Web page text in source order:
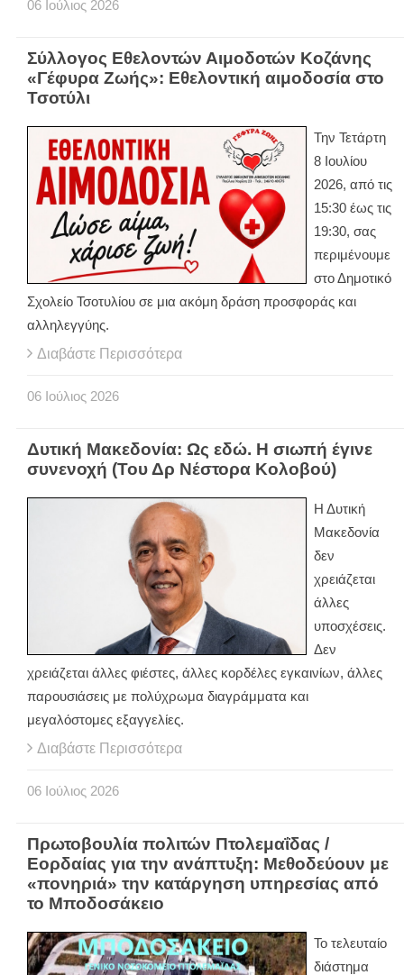
06 Ιούλιος 2026
Σύλλογος Εθελοντών Αιμοδοτών Κοζάνης
«Γέφυρα Ζωής»: Εθελοντική αιμοδοσία στο
Τσοτύλι
Την Τετάρτη
8 Ιουλίου
2026, από τις
15:30 έως τις
19:30, σας
περιμένουμε
στο Δημοτικό
Σχολείο Τσοτυλίου σε μια ακόμη δράση προσφοράς και
αλληλεγγύης.
Διαβάστε Περισσότερα
06 Ιούλιος 2026
Δυτική Μακεδονία: Ως εδώ. Η σιωπή έγινε
συνενοχή (Του Δρ Νέστορα Κολοβού)
Η Δυτική
Μακεδονία
δεν
χρειάζεται
άλλες
υποσχέσεις.
Δεν
χρειάζεται άλλες φιέστες, άλλες κορδέλες εγκαινίων, άλλες
παρουσιάσεις με πολύχρωμα διαγράμματα και
μεγαλόστομες εξαγγελίες.
Διαβάστε Περισσότερα
06 Ιούλιος 2026
Πρωτοβουλία πολιτών Πτολεμαΐδας /
Εορδαίας για την ανάπτυξη: Μεθοδεύουν με
«πονηριά» την κατάργηση υπηρεσίας από
το Μποδοσάκειο
Το τελευταίο
διάστημα